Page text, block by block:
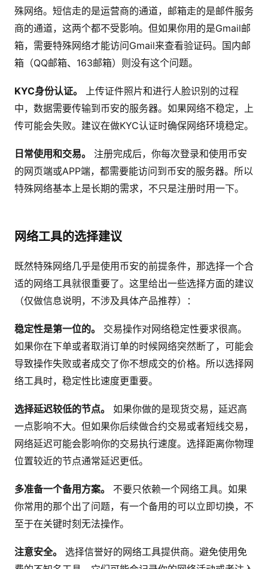
殊网络。短信走的是运营商的通道，邮箱走的是邮件服务
商的通道，这两个都不受影响。但如果你用的是Gmail邮
箱，需要特殊网络才能访问Gmail来查看验证码。国内邮
箱（QQ邮箱、163邮箱）则没有这个问题。
KYC身份认证。
上传证件照片和进行人脸识别的过程
中，数据需要传输到币安的服务器。如果网络不稳定，上
传可能会失败。建议在做KYC认证时确保网络环境稳定。
日常使用和交易。
注册完成后，你每次登录和使用币安
的网页端或APP端，都需要能访问到币安的服务器。所以
特殊网络基本上是长期的需求，不只是注册时用一下。
网络工具的选择建议
既然特殊网络几乎是使用币安的前提条件，那选择一个合
适的网络工具就很重要了。这里给出一些选择方面的建议
（仅做信息说明，不涉及具体产品推荐）：
稳定性是第一位的。
交易操作对网络稳定性要求很高。
如果你在下单或者取消订单的时候网络突然断了，可能会
导致操作失败或者成交了你不想成交的价格。所以选择网
络工具时，稳定性比速度更重要。
选择延迟较低的节点。
如果你做的是现货交易，延迟高
一点影响不大。但如果你后续做合约交易或者短线交易，
网络延迟可能会影响你的交易执行速度。选择距离你物理
位置较近的节点通常延迟更低。
多准备一个备用方案。
不要只依赖一个网络工具。如果
你常用的那个出了问题，有一个备用的可以立即切换，不
至于在关键时刻无法操作。
注意安全。
选择信誉好的网络工具提供商。避免使用免